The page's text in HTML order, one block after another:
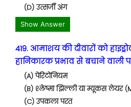
(D) उत्सर्जी अंग
Show Answer
419. आमाशय की दीवारों को
हानिकारक प्रभाव से बचाने वाली
(A) पेरिटोनियम
(B) श्लेष्मा झिल्ली या म्यूकस लेयर
(C) उपकला परत